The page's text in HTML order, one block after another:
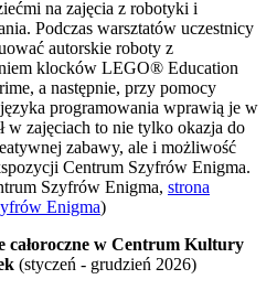
na zajęcia z robotyki i
Podczas warsztatów uczestnicy
autorskie roboty z
klocków LEGO® Education
a następnie, przy pomocy
programowania wprawią je w
w zajęciach to nie tylko okazja do
zabawy, ale i możliwość
Centrum Szyfrów Enigma.
Szyfrów Enigma, strona
Enigma)
całoroczne w Centrum Kultury
(styczeń - grudzień 2026)